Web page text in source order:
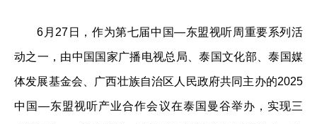
6月27日，作为第七届中国—东盟视听周重要系列活
动之一，由中国国家广播电视总局、泰国文化部、泰国媒
体发展基金会、广西壮族自治区人民政府共同主办的2025
中国—东盟视听产业合作会议在泰国曼谷举办，实现三